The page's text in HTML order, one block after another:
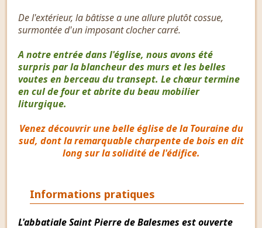
De l'extérieur, la bâtisse a une allure plutôt cossue,
surmontée d'un imposant clocher carré.
A notre entrée dans l'église, nous avons été
surpris par la blancheur des murs et les belles
voutes en berceau du transept. Le chœur termine
en cul de four et abrite du beau mobilier
liturgique.
Venez découvrir une belle église de la Touraine du
sud, dont la remarquable charpente de bois en dit
long sur la solidité de l'édifice.
Informations pratiques
L'abbatiale Saint Pierre de Balesmes est ouverte